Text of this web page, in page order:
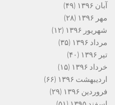
آبان ۱۳۹۶
(۴۹)
مهر ۱۳۹۶
(۲۸)
شهریور ۱۳۹۶
(۱۲)
مرداد ۱۳۹۶
(۳۵)
تیر ۱۳۹۶
(۴۰)
خرداد ۱۳۹۶
(۱۵)
اردیبهشت ۱۳۹۶
(۶۶)
فروردین ۱۳۹۶
(۲۹)